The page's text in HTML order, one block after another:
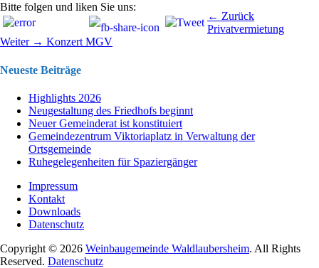
Bitte folgen und liken Sie uns:
Beitragsnavigation ← Zurück
Beitrag:
Privatvermietung
Weiter → Nächster
Konzert MGV
Neueste Beiträge
Highlights 2026
Neugestaltung des Friedhofs beginnt
Neuer Gemeinderat ist konstituiert
Gemeindezentrum Viktoriaplatz in Verwaltung der
Ortsgemeinde
Ruhegelegenheiten für Spaziergänger
Impressum
Kontakt
Downloads
Datenschutz
Copyright © 2026 Weinbaugemeinde Waldlaubersheim. All Rights
Reserved. Datenschutz